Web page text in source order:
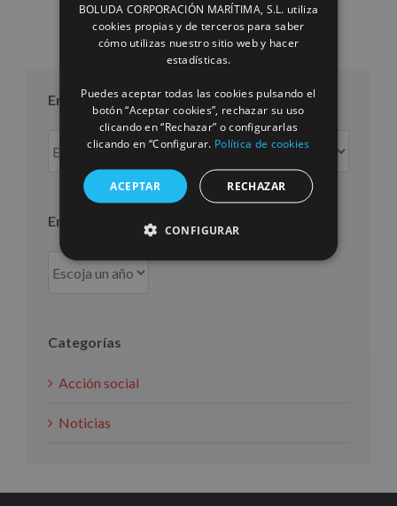
Entradas por mes
Entradas
por
Entradas por año
Categorías
Acción social
Noticias
ENGLISH
FRENCH
BOLUDA CORPORACIÓN MARÍTIMA, S.L. utiliza
cookies propias y de terceros para saber
cómo utilizas nuestro sitio web y hacer
estadísticas.
Puedes aceptar todas las cookies pulsando el
botón “Aceptar cookies”, rechazar su uso
clicando en “Rechazar” o configurarlas
clicando en “Configurar. Política de cookies
ACEPTAR RECHAZAR
CONFIGURAR